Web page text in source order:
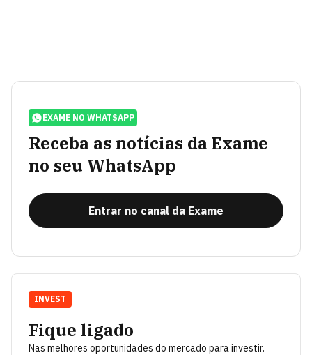
EXAME NO WHATSAPP
Receba as notícias da Exame
no seu WhatsApp
Entrar no canal da Exame
Fique ligado
Nas melhores oportunidades do mercado para investir.
INVEST